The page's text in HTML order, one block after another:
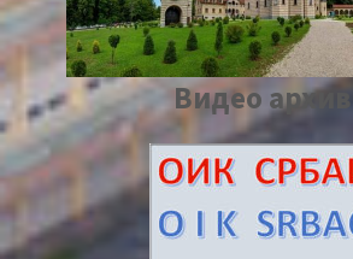
Видео архива